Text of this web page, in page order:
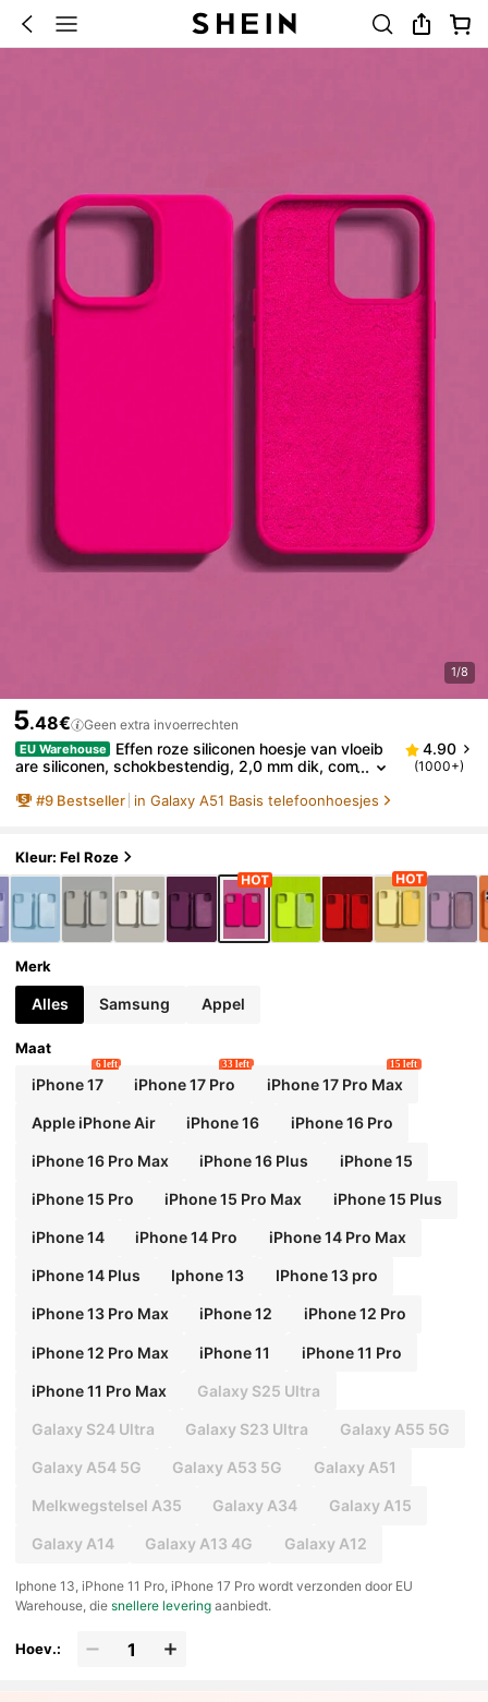
1/8
5.48€ Geen extra invoerrechten
EU Warehouse
Effen roze siliconen hoesje van vloeib
are siliconen, schokbestendig, 2,0 mm dik, com
Pro Max, S24U, S23, S22, S25-serie. Volledig dekk
4.90
(1000+)
#9 Bestseller in Galaxy A51 Basis telefoonhoesjes
Kleur: Fel Roze
Merk
Alles Samsung Appel
Maat
iPhone 17
6 left
iPhone 17 Pro
33 left
iPhone 17 Pro Max
15 left
Apple iPhone Air iPhone 16 iPhone 16 Pro
iPhone 16 Pro Max iPhone 16 Plus iPhone 15
iPhone 15 Pro iPhone 15 Pro Max iPhone 15 Plus
iPhone 14 iPhone 14 Pro iPhone 14 Pro Max
iPhone 14 Plus Iphone 13 IPhone 13 pro
iPhone 13 Pro Max iPhone 12 iPhone 12 Pro
iPhone 12 Pro Max iPhone 11 iPhone 11 Pro
iPhone 11 Pro Max Galaxy S25 Ultra
Galaxy S24 Ultra Galaxy S23 Ultra Galaxy A55 5G
Galaxy A54 5G Galaxy A53 5G Galaxy A51
Melkwegstelsel A35 Galaxy A34 Galaxy A15
Galaxy A14 Galaxy A13 4G Galaxy A12
​Iphone 13, iPhone 11 Pro, iPhone 17 Pro wordt verzonden door EU
Warehouse, diesnellere levering aanbiedt.
Hoev.: